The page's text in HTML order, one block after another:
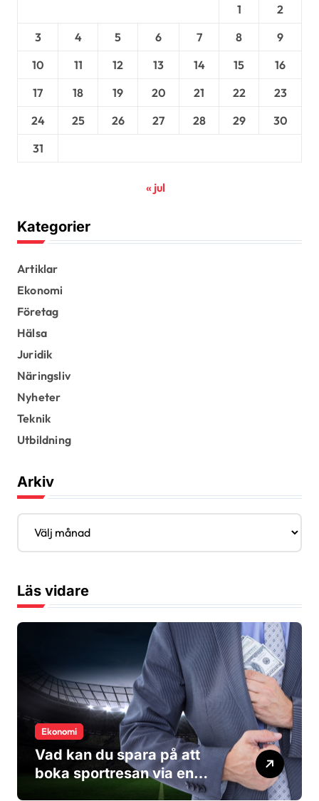
1
2
3
4 5 6 7 8
9
10
11 12 13 14 15
16
17
18 19 20 21 22
23
24
25 26 27 28 29
30
31
« jul
Kategorier
Artiklar
Ekonomi
Företag
Hälsa
Juridik
Näringsliv
Nyheter
Teknik
Utbildning
Arkiv
A
k
vLäs vidare
Ekonomi
Vad kan du spara på att
boka sportresan via en
researrangör?